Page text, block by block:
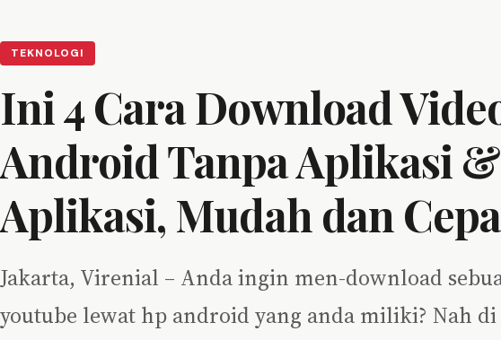
TEKNOLOGI
Ini 4 Cara Download
Android Tanpa Aplikasi
Aplikasi, Mudah dan
Jakarta, Virenial – Anda ingin men-download
youtube lewat hp android yang anda miliki? Nah